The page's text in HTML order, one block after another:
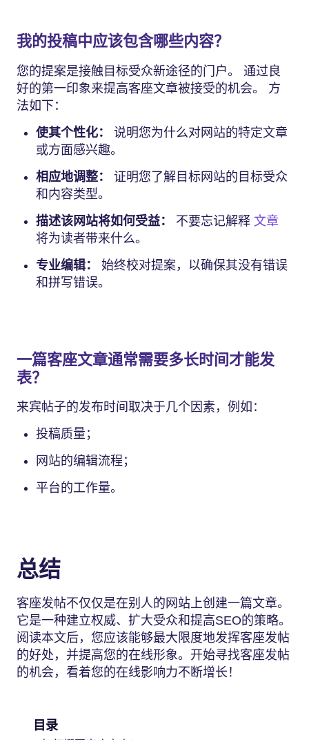
我的投稿中应该包含哪些内容？
您的提案是接触目标受众新途径的门户。 通过良
好的第一印象来提高客座文章被接受的机会。 方
法如下：
使其个性化： 说明您为什么对网站的特定文章
或方面感兴趣。
相应地调整： 证明您了解目标网站的目标受众
和内容类型。
描述该网站将如何受益： 不要忘记解释 文章
将为读者带来什么。
专业编辑：
始终校对提案，以确保其没有错误
和拼写错误。
一篇客座文章通常需要多长时间才能发
表？
来宾帖子的发布时间取决于几个因素，例如：
投稿质量；
网站的编辑流程；
平台的工作量。
总结
客座发帖不仅仅是在别人的网站上创建一篇文章。
它是一种建立权威、扩大受众和提高SEO的策略。
阅读本文后，您应该能够最大限度地发挥客座发帖
的好处，并提高您的在线形象。开始寻找客座发帖
的机会，看着您的在线影响力不断增长！
目录